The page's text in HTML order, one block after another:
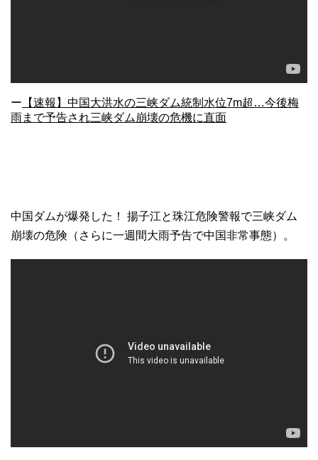
ー 【速報】中国大洪水の三峡ダム統制水位7m超…今後梅
雨まで予告され三峡ダム崩壊の危機に直面
中国ダムが爆発した！ 揚子江と珠江危険警報で三峡ダム
崩壊の危険（さらに一週間大雨予告で中国非常事態）。